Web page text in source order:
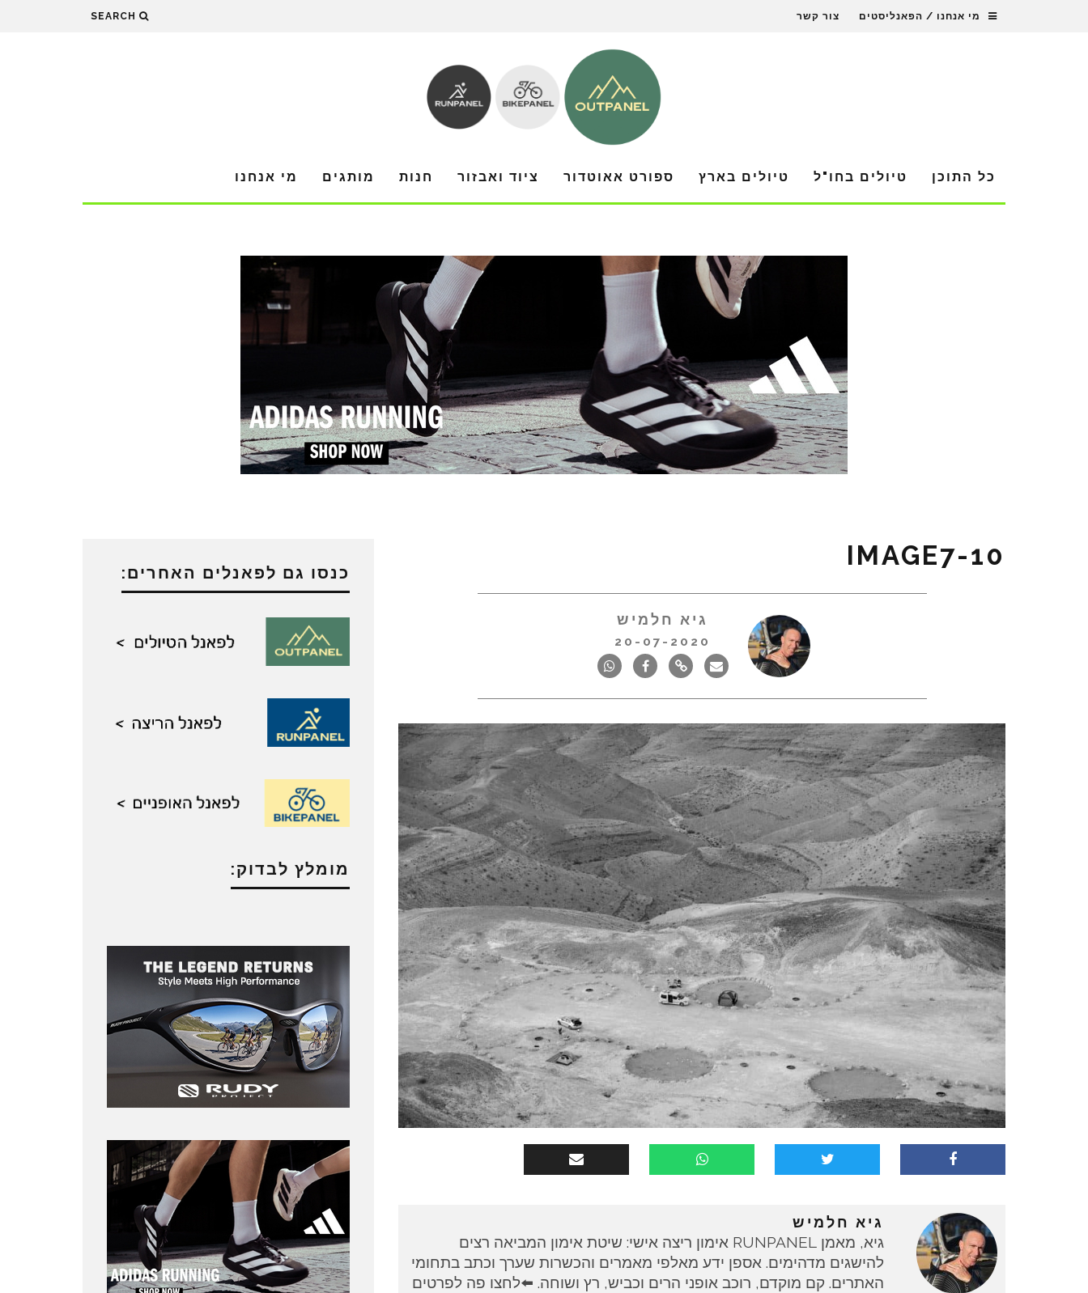
מי אנחנו / הפאנליסטים צור קשר SEARCH
כל התוכן טיולים בחו"ל טיולים בארץ ספורט אאוטדור ציוד ואבזור חנות מותגים מי אנחנו
10-IMAGE7
גיא חלמיש
20-07-2020
גיא חלמיש
גיא, מאמן RUNPANEL אימון ריצה אישי: שיטת אימון המביאה רצים
להישגים מדהימים. אספן ידע מאלפי מאמרים והכשרות שערך וכתב בתחומי
האתרים. קם מוקדם, רוכב אופני הרים וכביש, רץ ושוחה. ⬅️לחצו פה לפרטים
כנסו גם לפאנלים האחרים:
מומלץ לבדוק: